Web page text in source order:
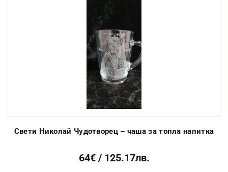
Свети Николай Чудотворец – чаша за топла напитка
64€ / 125.17лв.